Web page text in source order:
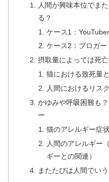
人間が興味本位でま
る？
ケース1：
ケース2：ブロガ
摂取量によっては死
猫における致死量
人間におけるリスク
かゆみや呼吸困難も
ー
猫のアレルギー症状
人間のアレルギー
ギーとの関連）
またたびは人間でい